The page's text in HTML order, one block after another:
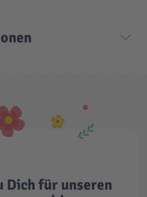
Dich für unseren